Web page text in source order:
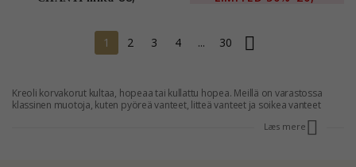
1 2 3 4 ... 30
Kreoli korvakorut kultaa, hopeaa tai kullattu hopea. Meillä on varastossa
klassinen muotoja, kuten pyöreä vanteet, litteä vanteet ja soikea vanteet
sydämen tai vanteet riipus, tai klassinen Bali kreoli, joka sopii monille Classic
Læs mere